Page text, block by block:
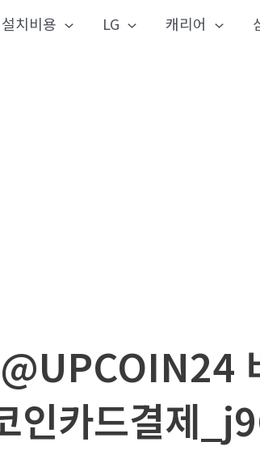
설치비용 LG 캐리어
인카드결제